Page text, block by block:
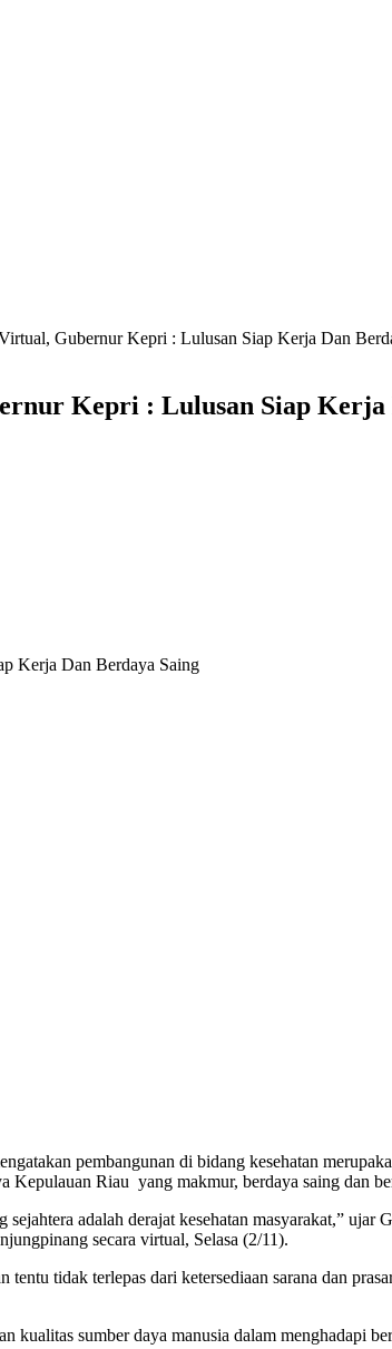
Gubernur Kepri : Lulusan Siap Kerja Dan
Kepri : Lulusan Siap Kerja
Kerja Dan Berdaya Saing
pembangunan di bidang kesehatan
Riau yang makmur, berdaya saing dan
adalah derajat kesehatan masyarakat,”
secara virtual, Selasa (2/11).
tidak terlepas dari ketersediaan sarana dan
sumber daya manusia dalam menghadapi